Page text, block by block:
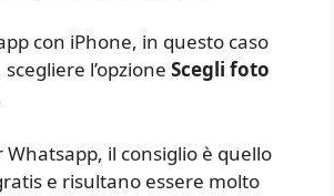
con iPhone, in questo caso
l’opzione Scegli foto
il consiglio è quello
e risultano essere molto